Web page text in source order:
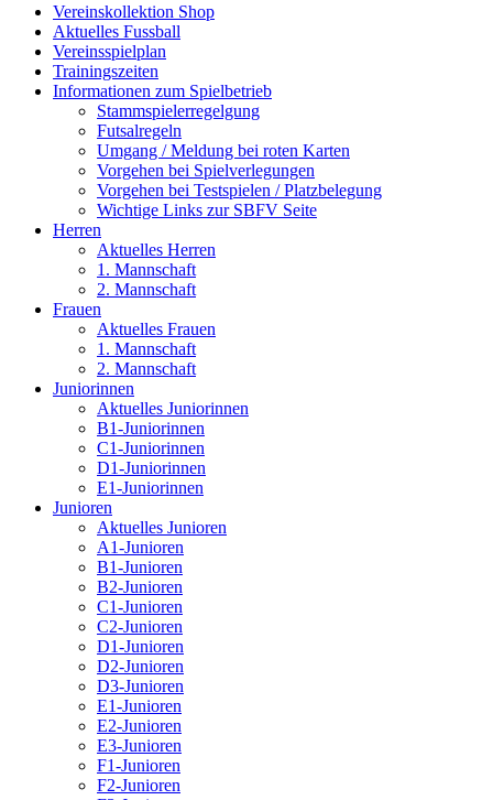
Vereinskollektion Shop
Aktuelles Fussball
Vereinsspielplan
Trainingszeiten
Informationen zum Spielbetrieb
Stammspielerregelgung
Futsalregeln
Umgang / Meldung bei roten Karten
Vorgehen bei Spielverlegungen
Vorgehen bei Testspielen / Platzbelegung
Wichtige Links zur SBFV Seite
Herren
Aktuelles Herren
1. Mannschaft
2. Mannschaft
Frauen
Aktuelles Frauen
1. Mannschaft
2. Mannschaft
Juniorinnen
Aktuelles Juniorinnen
B1-Juniorinnen
C1-Juniorinnen
D1-Juniorinnen
E1-Juniorinnen
Junioren
Aktuelles Junioren
A1-Junioren
B1-Junioren
B2-Junioren
C1-Junioren
C2-Junioren
D1-Junioren
D2-Junioren
D3-Junioren
E1-Junioren
E2-Junioren
E3-Junioren
F1-Junioren
F2-Junioren